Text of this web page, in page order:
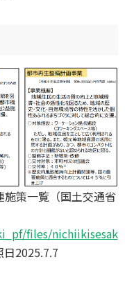
策一覧（国土交通省
files/nichiikisesak
日2025.7.7